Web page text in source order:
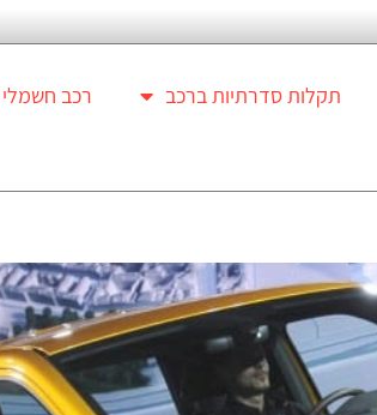
תקלות סדרתיות ברכב רכב חשמלי